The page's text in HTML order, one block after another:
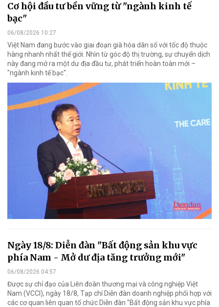
Cơ hội đầu tư bền vững từ "ngành kinh tế
bạc"
06/08/2026 10:27
Việt Nam đang bước vào giai đoạn già hóa dân số với tốc độ thuộc
hàng nhanh nhất thế giới. Nhìn từ góc độ thị trường, sự chuyển dịch
này đang mở ra một dư địa đầu tư, phát triển hoàn toàn mới –
"ngành kinh tế bạc".
Ngày 18/8: Diễn đàn "Bất động sản khu vực
phía Nam - Mở dư địa tăng trưởng mới"
06/08/2026 04:57
Được sự chỉ đạo của Liên đoàn thương mại và công nghiệp Việt
Nam (VCCI), ngày 18/8, Tạp chí Diễn đàn doanh nghiệp phối hợp với
các cơ quan liên quan tổ chức Diễn đàn "Bất động sản khu vực phía